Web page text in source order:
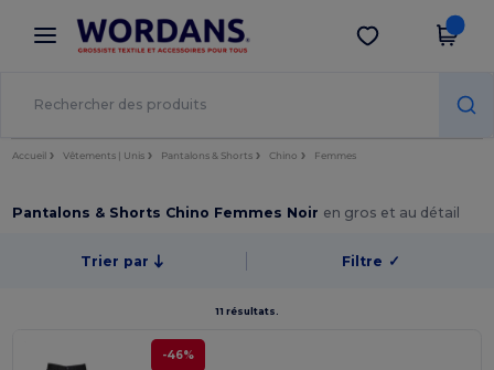
× Appli Wordans
Meilleurs prix sur l’app !
Obtenir l'appli
Accueil Vêtements | Unis Pantalons & Shorts Chino Femmes
Pantalons & Shorts Chino Femmes Noir en gros et au détail
Trier par Filtre ✓
11 résultats.
-46%